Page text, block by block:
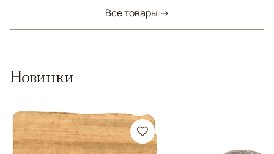
Все товары →
Новинки